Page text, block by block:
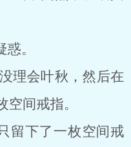
。
会叶秋，然后在
间戒指。
下了一枚空间戒